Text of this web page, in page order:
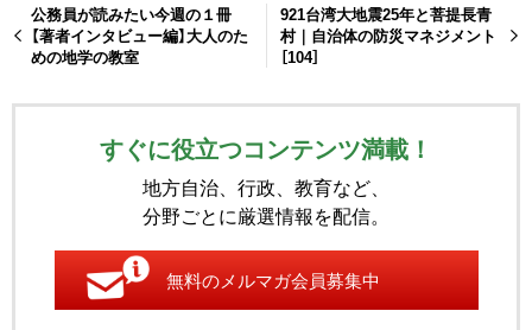
公務員が読みたい今週の１冊
【著者インタビュー編】大人のた
めの地学の教室
921台湾大地震25年と菩提長青
村｜自治体の防災マネジメント
［104］
すぐに役立つコンテンツ満載！
地方自治、行政、教育など、
分野ごとに厳選情報を配信。
無料のメルマガ会員募集中